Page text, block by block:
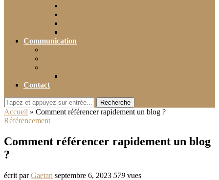
Communication
Contact
Recherche
Accueil » Comment référencer rapidement un blog ?
Référencement
Comment référencer rapidement un blog
?
écrit parGaetan septembre 6, 2023 579 vues